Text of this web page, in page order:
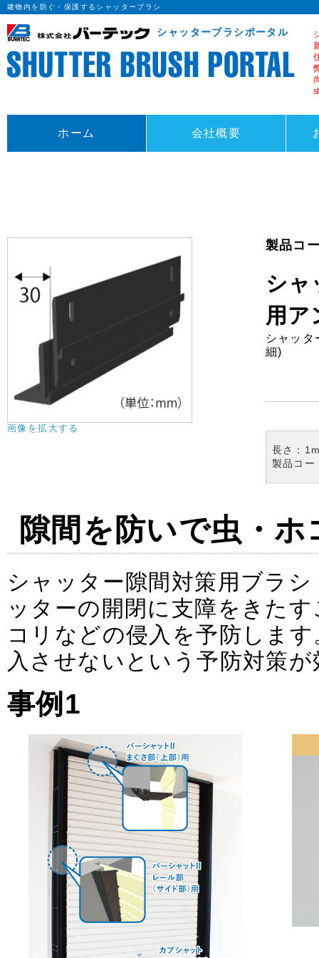
建物内を防ぐ・保護するシャッターブラシ
シャッターブラシポータル
ホーム 会社概要
画像を拡大する
製品コ
シャ
用ア
シャッ
細)
長さ：
製品コ
隙間を防いで虫・
シャッター隙間対策用ブラ
ッターの開閉に支障をきた
コリなどの侵入を予防しま
入させないという予防対策
事例1